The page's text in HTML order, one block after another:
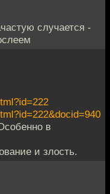
случается -
в
и злость.